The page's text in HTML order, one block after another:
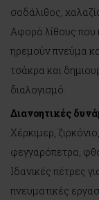
σοδάλιθος,
Αφορά λίθους που
ηρεμούν πνεύμα
τσάκρα και
διαλογισμό.
Διανοητικές
Χέρκιμερ,
φεγγαρόπετρα,
Ιδανικές πέτρες
πνευματικές